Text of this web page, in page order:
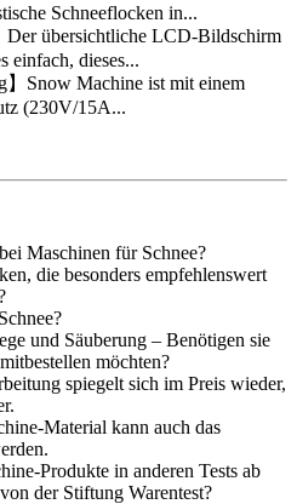
Schneeflocken in...
Der übersichtliche LCD-Bildschirm
einfach, dieses...
】Snow Machine ist mit einem
(230V/15A...
Maschinen für Schnee?
die besonders empfehlenswert
und Säuberung – Benötigen sie
möchten?
spiegelt sich im Preis wieder,
Material kann auch das
Produkte in anderen Tests ab
der Stiftung Warentest?